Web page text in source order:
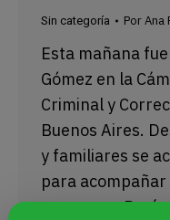
Sin categoría PorAna
Esta mañana
Gómez en la
Criminal y
Buenos Aires.
y familiares se
para acompañar
su esposa,